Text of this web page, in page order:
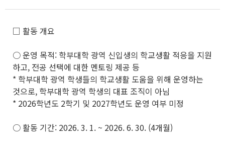
□ 활동 개요
○ 운영 목적: 학부대학 광역 신입생의 학교생활 적응을 지원
하고, 전공 선택에 대한 멘토링 제공 등
* 학부대학 광역 학생들의 학교생활 도움을 위해 운영하는
것으로, 학부대학 광역 학생의 대표 조직이 아님
* 2026학년도 2학기 및 2027학년도 운영 여부 미정
○ 활동 기간: 2026. 3. 1. ~ 2026. 6. 30. (4개월)